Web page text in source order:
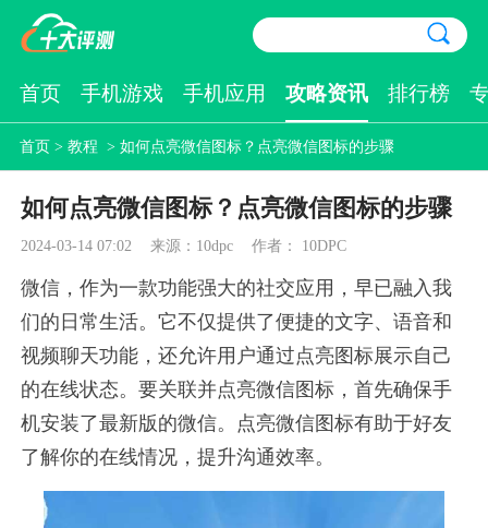
首页 手机游戏 手机应用 攻略资讯 排行榜
首页> 教程 > 如何点亮微信图标？点亮微信图标的步骤
如何点亮微信图标？点亮微信图标的步骤
2024-03-14 07:02 来源：10dpc 作者： 10DPC
微信，作为一款功能强大的社交应用，早已融入我
们的日常生活。它不仅提供了便捷的文字、语音和
视频聊天功能，还允许用户通过点亮图标展示自己
的在线状态。要关联并点亮微信图标，首先确保手
机安装了最新版的微信。点亮微信图标有助于好友
了解你的在线情况，提升沟通效率。